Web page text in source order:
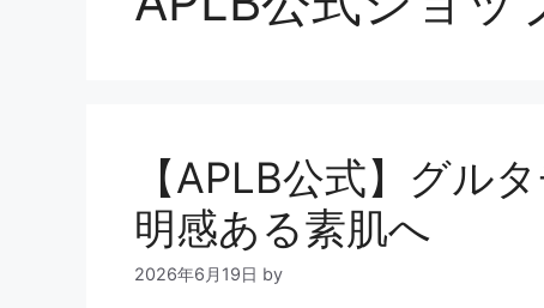
【APLB公式】グル
明感ある素肌へ
2026年6月19日 by